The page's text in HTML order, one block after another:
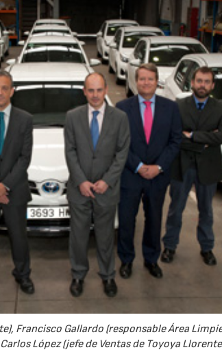
Francisco Gallardo (responsable Área
López (jefe de Ventas de Toyoya